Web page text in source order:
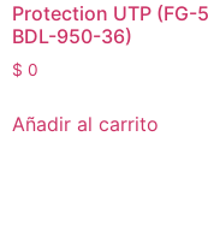
Protection UTP (FG-
BDL-950-36)
$ 0
Añadir al carrito